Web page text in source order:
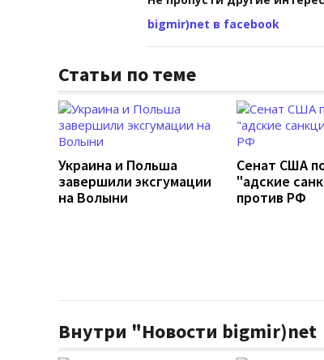
bigmir)net в facebook
Статьи по теме
Украина и Польша
завершили эксгумации
на Волыни
Сенат США
"адские
против РФ
Внутри "Новости bigmir)net